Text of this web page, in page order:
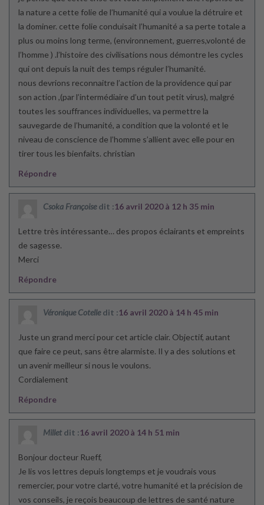
la nature a cette folie de l’humanité qui a voulue la détruire et
la dominer. cette folie conduisait l’humanité a sa perte totale a
plus ou moins long terme, (environnement, guerres,volonté de
l’homme ) .l’histoire des civilisations nous démontre les cycles
qui ont depuis la nuit des temps réguler l’humanité.
nous devrions reconnaitre l’action de la providence qui par
son action ,(par l’intermédiaire d’un tout petit virus), malgré
toutes les souffrances individuelles, va permettre la
sauvegarde de l’humanité, a condition que la volonté et le
niveau de conscience de l’homme s’allient avec elle pour en
tirer tous les bienfaits. christian
Répondre
Csoka Françoise dit :16 avril 2020 à 12 h 35 min
Lettre très intéressante… des propos éclairants et empreints
de sagesse.
Merci
Répondre
Véronique Cotelle dit :16 avril 2020 à 14 h 45 min
Juste un grand merci pour cet article clair. Objectif, autant
que faire ce peut, sans être alarmiste. Il y a des solutions et
un avenir meilleur si nous le voulons.
Cordialement
Répondre
Millet dit :16 avril 2020 à 14 h 51 min
Bonjour docteur Rueff,
Je lis vos lettres depuis longtemps et je voudrais vous
remercier, pour votre clarté, votre humanité et la précision de
vos conseils, je reçois beaucoup de lettres de santé nature